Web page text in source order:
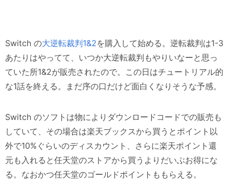
Switch の大逆転裁判1&2を購入して始める。逆転裁判は1-3
あたりはやってて、いつか大逆転裁判もやりいなーと思っ
ていた所1&2が販売されたので。この日はチュートリアル的
な1話を終える。まだ序の口だけど面白くなりそうな予感。
Switch のソフトは物によりダウンロードコードでの販売も
していて、その場合は楽天ブックスから買うとポイント以
外で10%ぐらいのディスカウント、さらに楽天ポイント還
元も入れると任天堂のストアから買うよりだいぶお得にな
る。なおかつ任天堂のゴールドポイントももらえる。